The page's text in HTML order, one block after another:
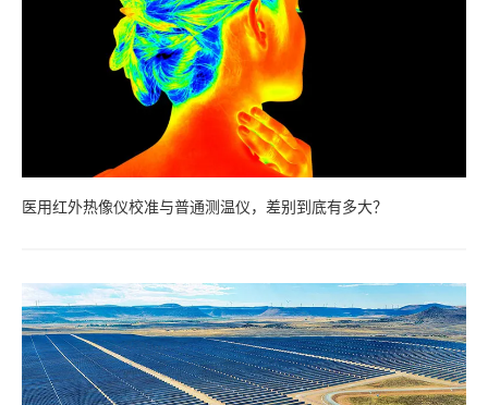
医用红外热像仪校准与普通测温仪，差别到底有多大？